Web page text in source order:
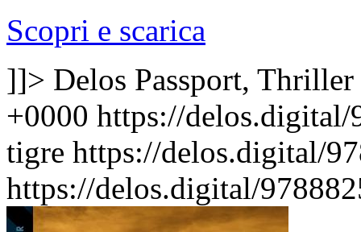
Scopri e scarica
]]> Delos Passport, Thriller
+0000 https://
tigre https://delos.digital/
https://delos.digital/